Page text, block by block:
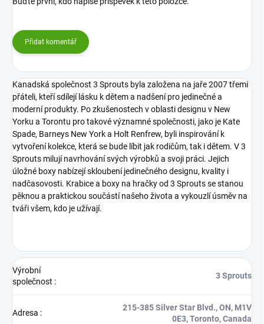
Přidat komentář
Kanadská společnost 3 Sprouts byla založena na jaře 2007 třemi
přáteli, kteří sdílejí lásku k dětem a nadšení pro jedinečné a
moderní produkty. Po zkušenostech v oblasti designu v New
Yorku a Torontu pro takové významné společnosti, jako je Kate
Spade, Barneys New York a Holt Renfrew, byli inspirování k
vytvoření kolekce, která se bude líbit jak rodičům, tak i dětem. V 3
Sprouts milují navrhování svých výrobků a svoji práci. Jejich
úložné boxy nabízejí skloubení jedinečného designu, kvality i
nadčasovosti. Krabice a boxy na hračky od 3 Sprouts se stanou
pěknou a praktickou součástí našeho života a vykouzlí úsměv na
tváři všem, kdo je užívají.
Výrobní
společnost :
3 Sprouts
Adresa :
215-385 Silver Star Blvd., ON, M1V
0E3, Toronto, Canada